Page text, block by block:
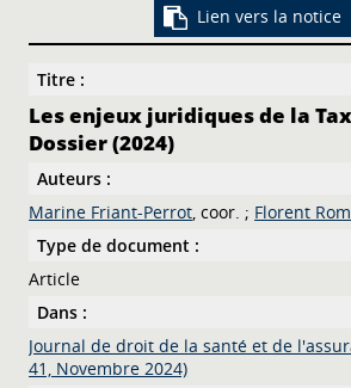
Lien vers la notice
Titre :
Les enjeux juridiques de la
Dossier (2024)
Auteurs :
Marine Friant-Perrot
, coor. ; Florent
Type de document :
Article
Dans :
Journal de droit de la santé et de
41, Novembre 2024)